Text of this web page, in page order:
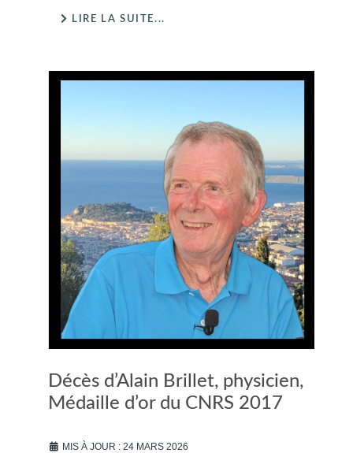
LIRE LA SUITE...
Décès d’Alain Brillet, physicien,
Médaille d’or du CNRS 2017
MIS À JOUR : 24 MARS 2026